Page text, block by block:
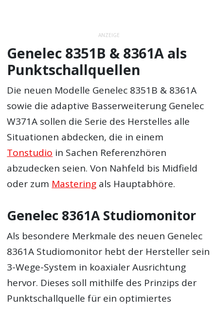
ANZEIGE
Genelec 8351B & 8361A als
Punktschallquellen
Die neuen Modelle Genelec 8351B & 8361A
sowie die adaptive Basserweiterung Genelec
W371A sollen die Serie des Herstelles alle
Situationen abdecken, die in einem
Tonstudio in Sachen Referenzhören
abzudecken seien. Von Nahfeld bis Midfield
oder zum Mastering als Hauptabhöre.
Genelec 8361A Studiomonitor
Als besondere Merkmale des neuen Genelec
8361A Studiomonitor hebt der Hersteller sein
3-Wege-System in koaxialer Ausrichtung
hervor. Dieses soll mithilfe des Prinzips der
Punktschallquelle für ein optimiertes